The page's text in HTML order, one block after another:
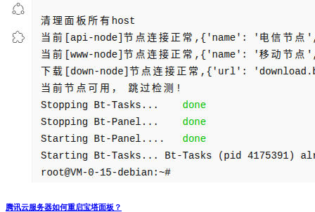
腾讯云服务器如何重启宝塔面板？